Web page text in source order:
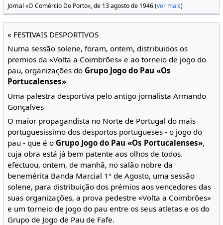
Jornal «O Comércio Do Porto», de 13 agosto de 1946 (ver mais)
« FESTIVAIS DESPORTIVOS
Numa sessão solene, foram, ontem, distribuidos os
premios da «Volta a Coimbrões» e ao torneio de jogo do
pau, organizações doGrupo Jogo do Pau «Os
Portucalenses»
Uma palestra desportiva pelo antigo jornalista Armando
Gonçalves
O maior propagandista no Norte de Portugal do mais
portuguesissimo dos desportos portugueses - o jogo do
pau - que é oGrupo Jogo do Pau «Os Portucalenses»,
cuja obra está já bem patente aos olhos de todos.
efectuou, ontem, de manhã, no salão nobre da
benemérita Banda Marcial 1º de Agosto, uma sessão
solene, para distribuição dos prémios aos vencedores das
suas organizações, a prova pedestre «Volta a Coimbrões»
e um torneio de jogo do pau entre os seus atletas e os do
Grupo de Jogo de Pau de Fafe.